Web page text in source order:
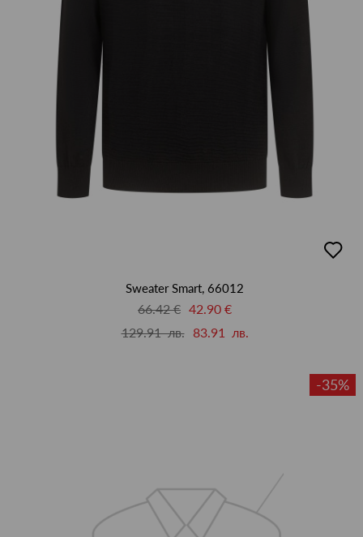
в
Sweater Smart, 66012
66.42 € 42.90 €
129.91 лв.
83.91 лв.
-35%